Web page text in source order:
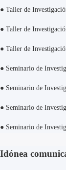
● Taller de
● Taller de
● Taller de
● Seminario de
● Seminario de
● Seminario de
● Seminario de
Idónea